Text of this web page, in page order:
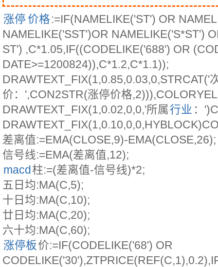
涨停 价格:=IF(NAMELIKE('ST') OR
NAMELIKE('SST')OR NAMELIKE('S*ST')
ST') ,C*1.05,IF((CODELIKE('688') OR
DATE>=1200824)),C*1.2,C*1.1));
DRAWTEXT_FIX(1,0.85,0.03,0,STRCAT('
价：',CON2STR(涨停价格
DRAWTEXT_FIX(1,0.02,0,0,'所属行业 ：
差离值:=EMA(CLOSE,9)-EMA(CLOSE,26);
信号线:=EMA(差离值,12);
macd柱:=(差离值-信号线)*2;
五日均:MA(C,5);
十日均:MA(C,10);
廿日均:MA(C,20);
六十均:MA(C,60);
涨停板价:=IF(CODELIKE('68') OR